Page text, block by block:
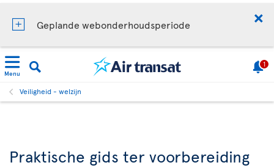
Geplande webonderhoudsperiode
Menu
1
Veiligheid - welzijn
Praktische gids ter voorbereiding